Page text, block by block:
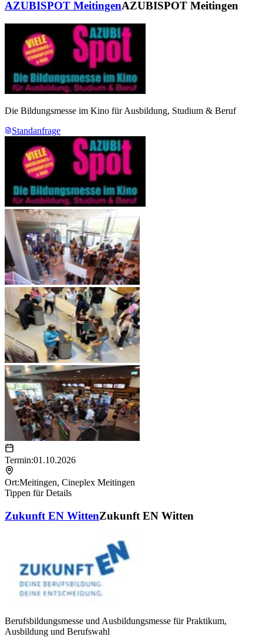
AZUBISPOT MeitingenAZUBISPOT Meitingen
Die Bildungsmesse im Kino für Ausbildung, Studium & Beruf
Standanfrage
Termin:01.10.2026
Ort:Meitingen, Cineplex Meitingen
Tippen für Details
Zukunft EN WittenZukunft EN Witten
Berufsbildungsmesse und Ausbildungsmesse für Praktikum,
Ausbildung und Berufswahl